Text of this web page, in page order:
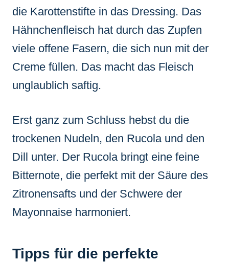
die Karottenstifte in das Dressing. Das
Hähnchenfleisch hat durch das Zupfen
viele offene Fasern, die sich nun mit der
Creme füllen. Das macht das Fleisch
unglaublich saftig.
Erst ganz zum Schluss hebst du die
trockenen Nudeln, den Rucola und den
Dill unter. Der Rucola bringt eine feine
Bitternote, die perfekt mit der Säure des
Zitronensafts und der Schwere der
Mayonnaise harmoniert.
Tipps für die perfekte